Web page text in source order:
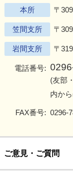
本所 〒
笠間支所 〒
岩間支所 〒
電話番号:
(友部
内か
FAX番号: 0296-
ご意見・ご質問